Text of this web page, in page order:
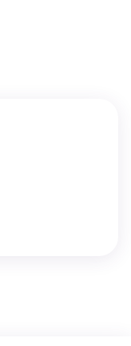
безопасные